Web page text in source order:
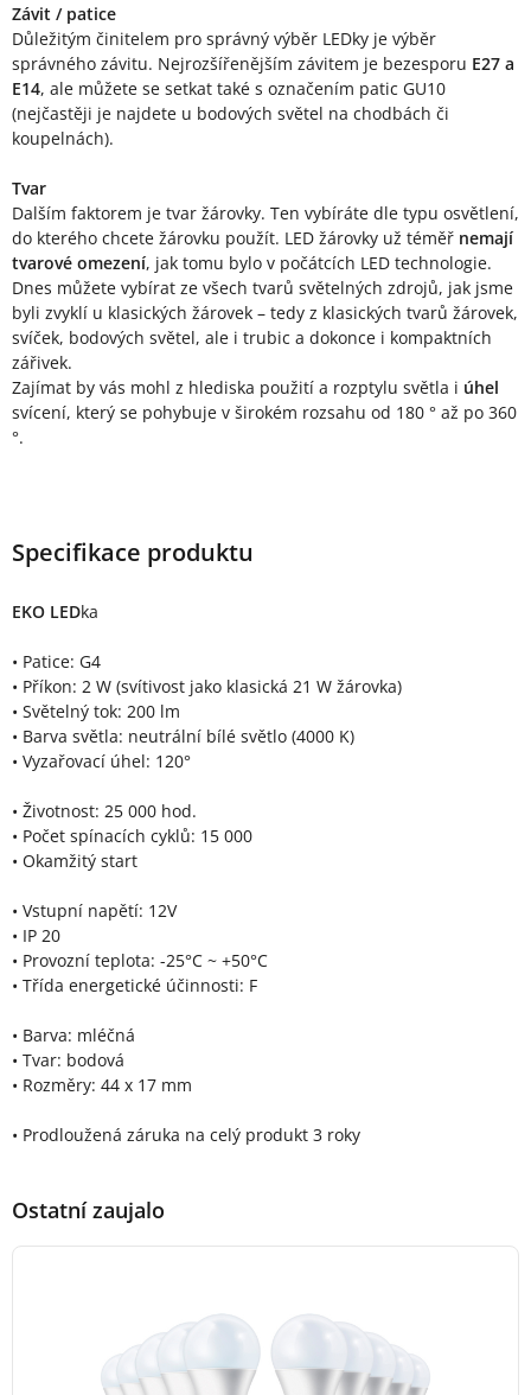
Závit / patice
Důležitým činitelem pro správný výběr LEDky je výběr
správného závitu. Nejrozšířenějším závitem je bezesporu E27 a
E14, ale můžete se setkat také s označením patic GU10
(nejčastěji je najdete u bodových světel na chodbách či
koupelnách).
Tvar
Dalším faktorem je tvar žárovky. Ten vybíráte dle typu osvětlení,
do kterého chcete žárovku použít. LED žárovky už téměř nemají
tvarové omezení, jak tomu bylo v počátcích LED technologie.
Dnes můžete vybírat ze všech tvarů světelných zdrojů, jak jsme
byli zvyklí u klasických žárovek – tedy z klasických tvarů žárovek,
svíček, bodových světel, ale i trubic a dokonce i kompaktních
zářivek.
Zajímat by vás mohl z hlediska použití a rozptylu světla i úhel
svícení, který se pohybuje v širokém rozsahu od 180 ° až po 360
°.
Specifikace produktu
EKO LEDka
• Patice: G4
• Příkon: 2 W (svítivost jako klasická 21 W žárovka)
• Světelný tok: 200 lm
• Barva světla: neutrální bílé světlo (4000 K)
• Vyzařovací úhel: 120°
• Životnost: 25 000 hod.
• Počet spínacích cyklů: 15 000
• Okamžitý start
• Vstupní napětí: 12V
• IP 20
• Provozní teplota: -25°C ~ +50°C
• Třída energetické účinnosti: F
• Barva: mléčná
• Tvar: bodová
• Rozměry: 44 x 17 mm
• Prodloužená záruka na celý produkt 3 roky
Ostatní zaujalo